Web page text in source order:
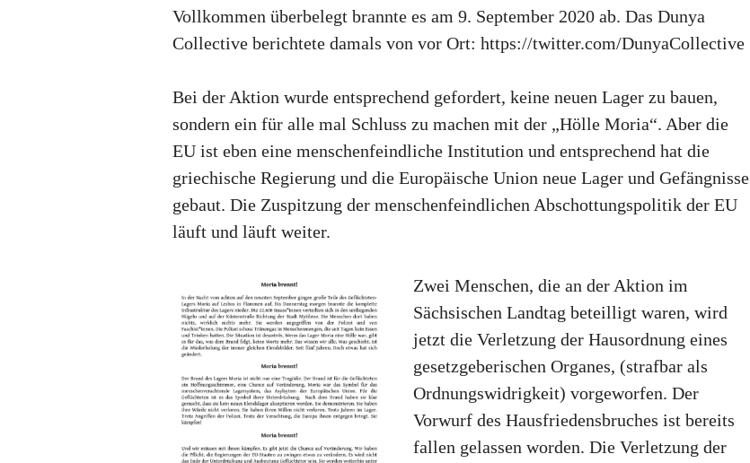
Vollkommen überbelegt brannte es am 9. September 2020 ab. Das Dunya
Collective berichtete damals von vor Ort: https://twitter.com/DunyaCollective
Bei der Aktion wurde entsprechend gefordert, keine neuen Lager zu bauen,
sondern ein für alle mal Schluss zu machen mit der „Hölle Moria“. Aber die
EU ist eben eine menschenfeindliche Institution und entsprechend hat die
griechische Regierung und die Europäische Union neue Lager und Gefängnisse
gebaut. Die Zuspitzung der menschenfeindlichen Abschottungspolitik der EU
läuft und läuft weiter.
Zwei Menschen, die an der Aktion im
Sächsischen Landtag beteilligt waren, wird
jetzt die Verletzung der Hausordnung eines
gesetzgeberischen Organes, (strafbar als
Ordnungswidrigkeit) vorgeworfen. Der
Vorwurf des Hausfriedensbruches ist bereits
fallen gelassen worden. Die Verletzung der